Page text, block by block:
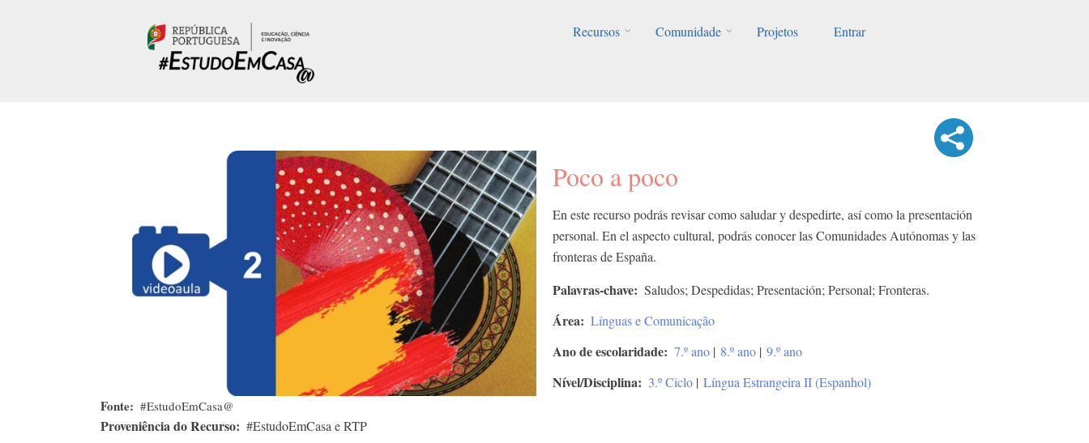
Recursos
Comunidade Projetos Entrar
Fonte #EstudoEmCasa@
Proveniência do Recurso #EstudoEmCasa e RTP
Poco a poco
En este recurso podrás revisar como saludar y despedirte, así como la presentación
personal. En el aspecto cultural, podrás conocer las Comunidades Autónomas y las
fronteras de España.
Palavras-chave Saludos; Despedidas; Presentación; Personal; Fronteras.
Área Línguas e Comunicação
Ano de escolaridade 7.º ano | 8.º ano | 9.º ano
Nível/Disciplina 3.º Ciclo | Língua Estrangeira II (Espanhol)